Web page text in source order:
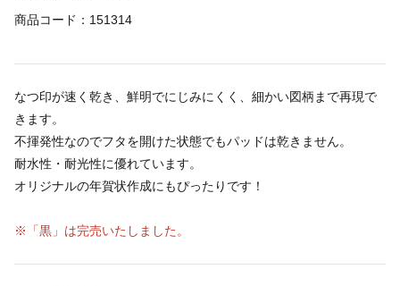
商品コード： 151314
なつ印が速く乾き、鮮明でにじみにくく、細かい図柄まで再現で
きます。
不揮発性なのでフタを開けた状態でもパッドは乾きません。
耐水性・耐光性に優れています。
オリジナルの年賀状作成にもぴったりです！
※「黒」は完売いたしました。